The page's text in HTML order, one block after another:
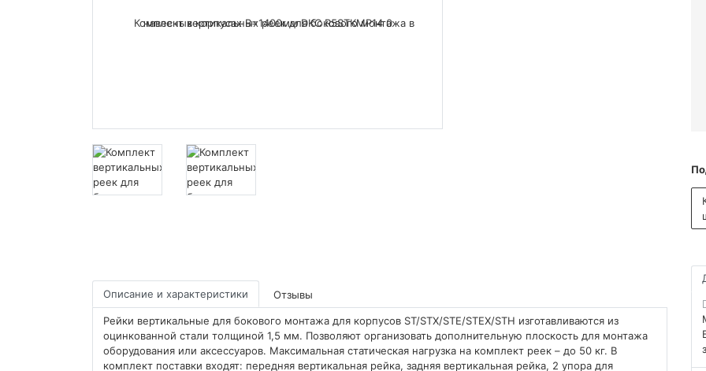
Описание и характеристики Отзывы
Рейки вертикальные для бокового монтажа для корпусов ST/STX/STE/STEX/STH изготавливаются из
оцинкованной стали толщиной 1,5 мм. Позволяют организовать дополнительную плоскость для монтажа
оборудования или аксессуаров. Максимальная статическая нагрузка на комплект реек – до 50 кг. В
комплект поставки входят: передняя вертикальная рейка, задняя вертикальная рейка, 2 упора для